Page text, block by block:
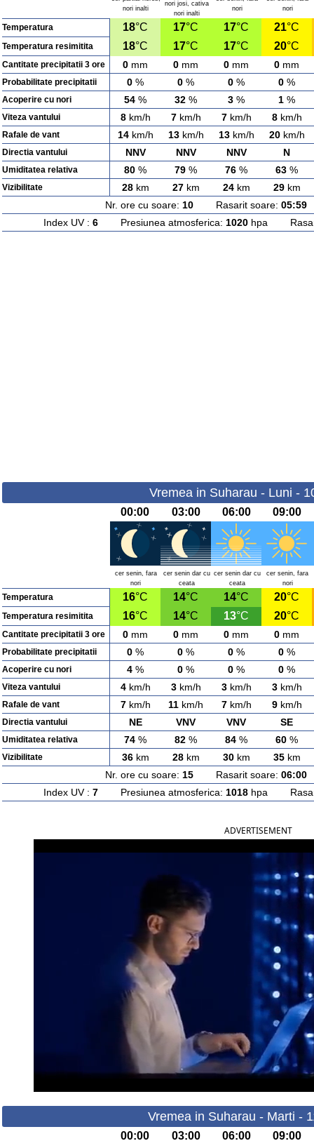
nori inalti
nori josi, cativa
nori inalti
nori
nori
Temperatura 18°C 17°C 17°C 21°C
Temperatura resimitita 18°C 17°C 17°C 20°C
Cantitate precipitatii 3 ore 0 mm 0 mm 0 mm 0 mm
Probabilitate precipitatii 0 % 0 % 0 % 0 %
Acoperire cu nori 54 % 32 % 3 % 1 %
Viteza vantului 8km/h 7km/h 7km/h 8km/h
Rafale de vant 14km/h 13km/h 13km/h 20km/h
Directia vantului NNV NNV NNV N
Umiditatea relativa 80 % 79 % 76 % 63 %
Vizibilitate 28km 27km 24km 29km
Nr. ore cu soare: 10Rasarit soare: 05:59
Index UV : 6Presiunea atmosferica: 1020hpa
Vremea in Suharau - Luni -
00:00 03:00 06:00 09:00
cer senin, fara
nori
cer senin dar cu
ceata
cer senin dar cu
ceata
cer senin, fara
nori
Temperatura 16°C 14°C 14°C 20°C
Temperatura resimitita 16°C 14°C 13°C 20°C
Cantitate precipitatii 3 ore 0 mm 0 mm 0 mm 0 mm
Probabilitate precipitatii 0 % 0 % 0 % 0 %
Acoperire cu nori 4 % 0 % 0 % 0 %
Viteza vantului 4km/h 3km/h 3km/h 3km/h
Rafale de vant 7km/h 11 km/h 7km/h 9km/h
Directia vantului NE VNV VNV SE
Umiditatea relativa 74 % 82 % 84 % 60 %
Vizibilitate 36km 28km 30km 35km
Nr. ore cu soare: 15Rasarit soare: 06:00
Index UV : 7Presiunea atmosferica: 1018hpa
ADVERTISEMENT
Vremea in Suharau - Marti -
00:00 03:00 06:00 09:00